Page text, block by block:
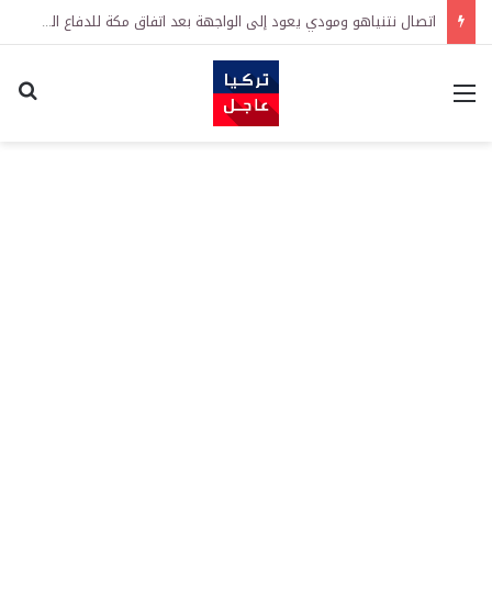
اتصال نتنياهو ومودي يعود إلى الواجهة بعد اتفاق مكة للدفاع المشترك
القائمة